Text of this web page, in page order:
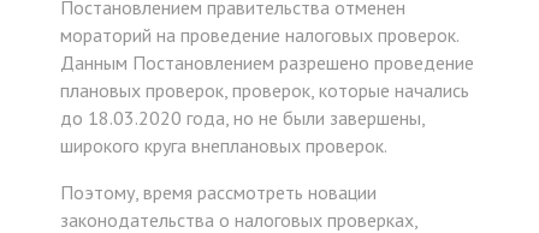
Постановлением правительства отменен
мораторий на проведение налоговых проверок.
Данным Постановлением разрешено проведение
плановых проверок, проверок, которые начались
до 18.03.2020 года, но не были завершены,
широкого круга внеплановых проверок.
Поэтому, время рассмотреть новации
законодательства о налоговых проверках,